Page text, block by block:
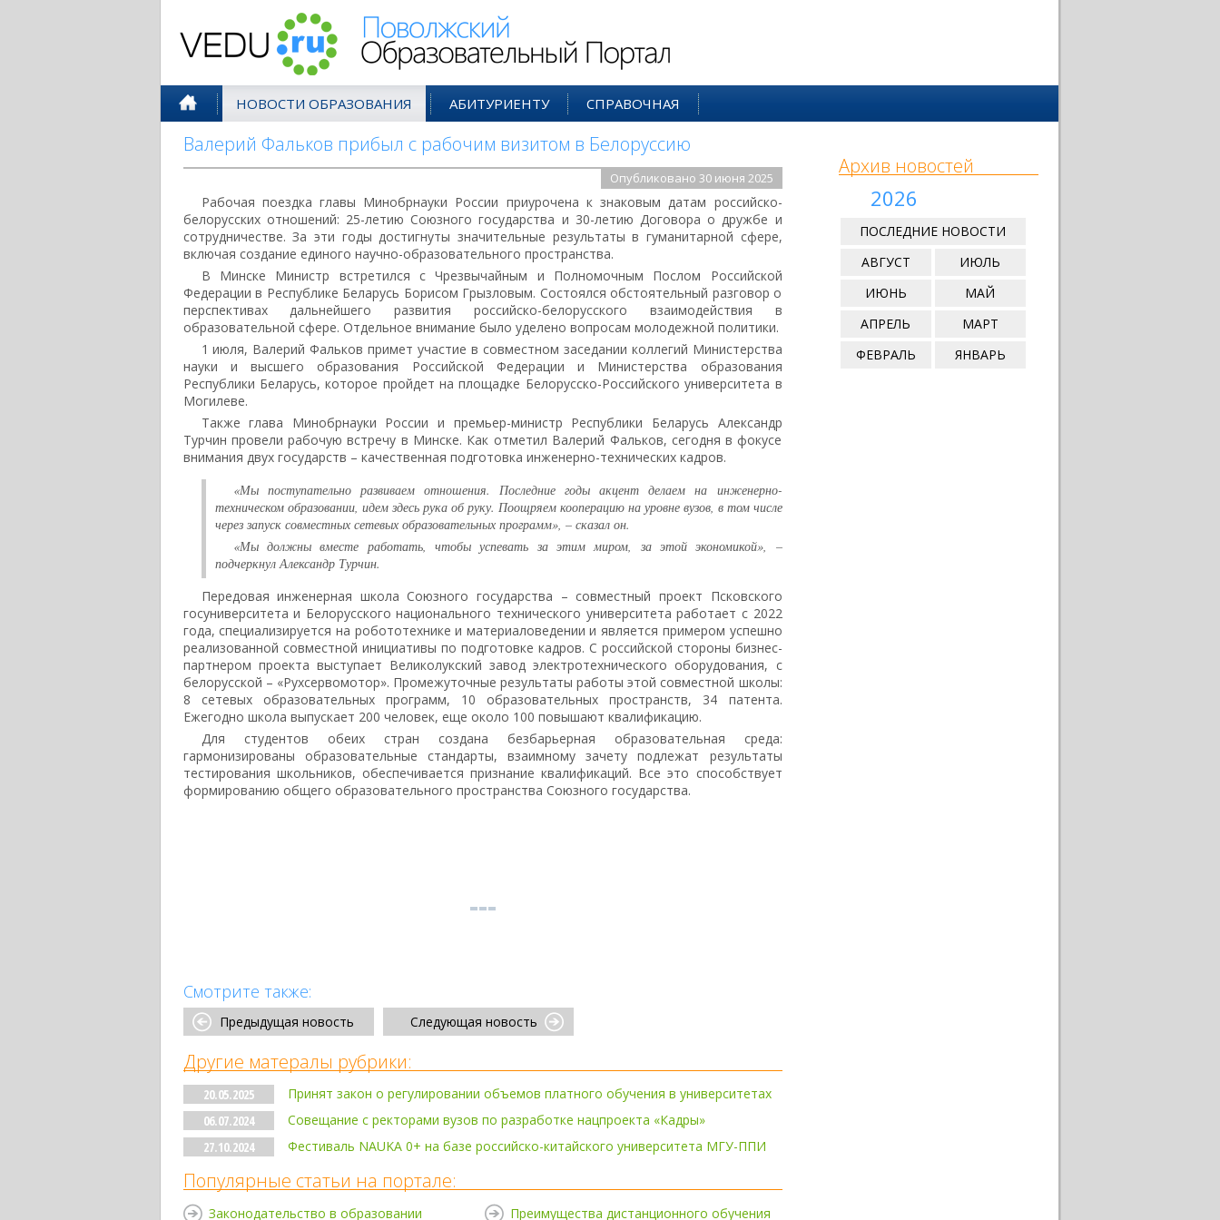
НОВОСТИ ОБРАЗОВАНИЯ АБИТУРИЕНТУ СПРАВОЧНАЯ
Валерий Фальков прибыл с рабочим визитом в Белоруссию
Опубликовано 30 июня 2025
Рабочая поездка главы Минобрнауки России приурочена к знаковым датам российско-
белорусских отношений: 25-летию Союзного государства и 30-летию Договора о дружбе и
сотрудничестве. За эти годы достигнуты значительные результаты в гуманитарной сфере,
включая создание единого научно-образовательного пространства.
В Минске Министр встретился с Чрезвычайным и Полномочным Послом Российской
Федерации в Республике Беларусь Борисом Грызловым. Состоялся обстоятельный разговор о
перспективах дальнейшего развития российско-белорусского взаимодействия в
образовательной сфере. Отдельное внимание было уделено вопросам молодежной политики.
1 июля, Валерий Фальков примет участие в совместном заседании коллегий Министерства
науки и высшего образования Российской Федерации и Министерства образования
Республики Беларусь, которое пройдет на площадке Белорусско-Российского университета в
Могилеве.
Также глава Минобрнауки России и премьер-министр Республики Беларусь Александр
Турчин провели рабочую встречу в Минске. Как отметил Валерий Фальков, сегодня в фокусе
внимания двух государств – качественная подготовка инженерно-технических кадров.
«Мы поступательно развиваем отношения. Последние годы акцент делаем на инженерно-
техническом образовании, идем здесь рука об руку. Поощряем кооперацию на уровне вузов, в том числе
через запуск совместных сетевых образовательных программ», – сказал он.
«Мы должны вместе работать, чтобы успевать за этим миром, за этой экономикой», –
подчеркнул Александр Турчин.
Передовая инженерная школа Союзного государства – совместный проект Псковского
госуниверситета и Белорусского национального технического университета работает с 2022
года, специализируется на робототехнике и материаловедении и является примером успешно
реализованной совместной инициативы по подготовке кадров. С российской стороны бизнес-
партнером проекта выступает Великолукский завод электротехнического оборудования, с
белорусской – «Рухсервомотор». Промежуточные результаты работы этой совместной школы:
8 сетевых образовательных программ, 10 образовательных пространств, 34 патента.
Ежегодно школа выпускает 200 человек, еще около 100 повышают квалификацию.
Для студентов обеих стран создана безбарьерная образовательная среда:
гармонизированы образовательные стандарты, взаимному зачету подлежат результаты
тестирования школьников, обеспечивается признание квалификаций. Все это способствует
формированию общего образовательного пространства Союзного государства.
Смотрите также:
Предыдущая новость Следующая новость
Другие матералы рубрики:
20.05.2025
Принят закон о регулировании объемов платного обучения в университетах
06.07.2024
Совещание с ректорами вузов по разработке нацпроекта «Кадры»
27.10.2024
Фестиваль NAUKA 0+ на базе российско-китайского университета МГУ-ППИ
Популярные статьи на портале:
Законодательство в образовании Преимущества дистанционного обучения
Архив новостей
2026
ПОСЛЕДНИЕ НОВОСТИ
АВГУСТ
ИЮЛЬ
ИЮНЬ
МАЙ
АПРЕЛЬ
МАРТ
ФЕВРАЛЬ
ЯНВАРЬ